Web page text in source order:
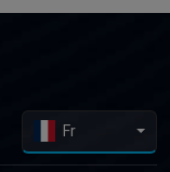
Fr